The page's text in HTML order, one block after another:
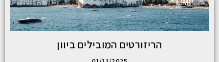
הריזורטים המובילים ביוון